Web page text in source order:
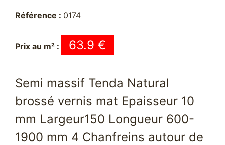
Référence : 0174
Prix au m² : 63.9 €
Semi massif Tenda Natural
brossé vernis mat Epaisseur 10
mm Largeur150 Longueur 600-
1900 mm 4 Chanfreins autour de